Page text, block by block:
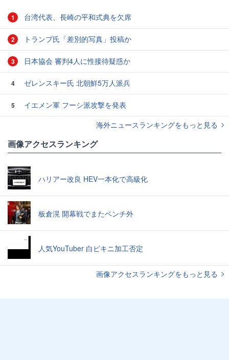
1 台湾代表、長崎の平和式典を欠席
2 トランプ氏「差別的写真」投稿か
3 日本協会 審判4人に性接待疑惑か
4 ゼレンスキー氏 北朝鮮5万人派兵
5
イエメン軍 フーシ派攻撃を発表
海外ニュースランキングをもっと見る
画像アクセスランキング
ハリアー改良 HEV一本化で高級化
板倉滉 開幕戦でまたベンチ外
人気YouTuber 白ビキニ加工否定
画像アクセスランキングをもっと見る